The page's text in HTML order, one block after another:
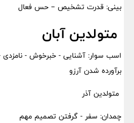
بینی: قدرت تشخیص – حس فعال
متولدین آبان
اسب سوار: آشنایی - خبرخوش -
برآورده شدن آرزو
متولدین آذر
چمدان: سفر - گرفتن تصمیم مهم